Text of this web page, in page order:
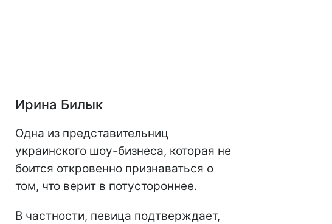
Ирина Билык
Одна из представительниц
украинского шоу-бизнеса, которая не
боится откровенно признаваться о
том, что верит в потустороннее.
В частности, певица подтверждает,